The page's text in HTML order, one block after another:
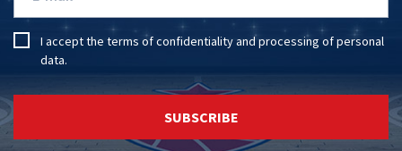
I accept the terms of confidentialityandprocessing of personal
data.
SUBSCRIBE